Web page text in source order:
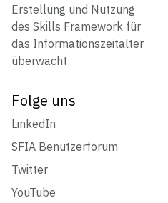
Erstellung und Nutzung
des Skills Framework für
das Informationszeitalter
überwacht
Folge uns
LinkedIn
SFIA Benutzerforum
Twitter
YouTube